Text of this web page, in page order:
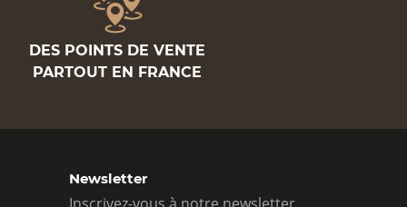
DES POINTS DE VENTE
PARTOUT EN FRANCE
Newsletter